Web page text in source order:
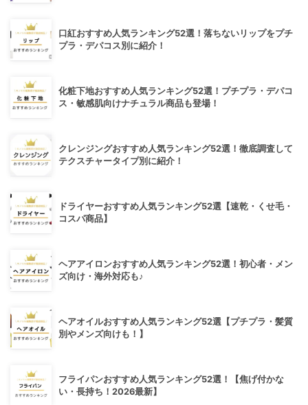
口紅おすすめ人気ランキング52選！落ちないリップをプチ
プラ・デパコス別に紹介！
化粧下地おすすめ人気ランキング52選！プチプラ・デパコ
ス・敏感肌向けナチュラル商品も登場！
クレンジングおすすめ人気ランキング52選！徹底調査して
テクスチャータイプ別に紹介！
ドライヤーおすすめ人気ランキング52選【速乾・くせ毛・
コスパ商品】
ヘアアイロンおすすめ人気ランキング52選！初心者・メン
ズ向け・海外対応も♪
ヘアオイルおすすめ人気ランキング52選【プチプラ・髪質
別やメンズ向けも！】
フライパンおすすめ人気ランキング52選！【焦げ付かな
い・長持ち！2026最新】